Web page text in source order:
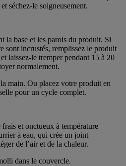
séchez-le soigneusement.
la base et les parois du produit. Si
sont incrustés, remplissez le produit
laissez-le tremper pendant 15 à 20
normalement.
main. Ou placez votre produit en
pour un cycle complet.
et onctueux à température
à eau, qui crée un joint
de l’air et de la chaleur.
dans le couvercle.